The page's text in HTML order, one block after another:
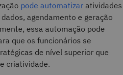
pode automatizar atividades
agendamento e geração
essa automação pode
que os funcionários se
de nível superior que
criatividade.